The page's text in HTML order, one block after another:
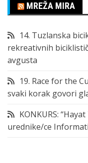
MREŽA MIRA
14. Tuzlanska
rekreativnih
avgusta
19. Race for the
svaki korak govori
KONKURS:
urednike/ce